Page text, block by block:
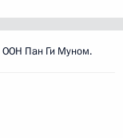
ООН Пан Ги Муном.